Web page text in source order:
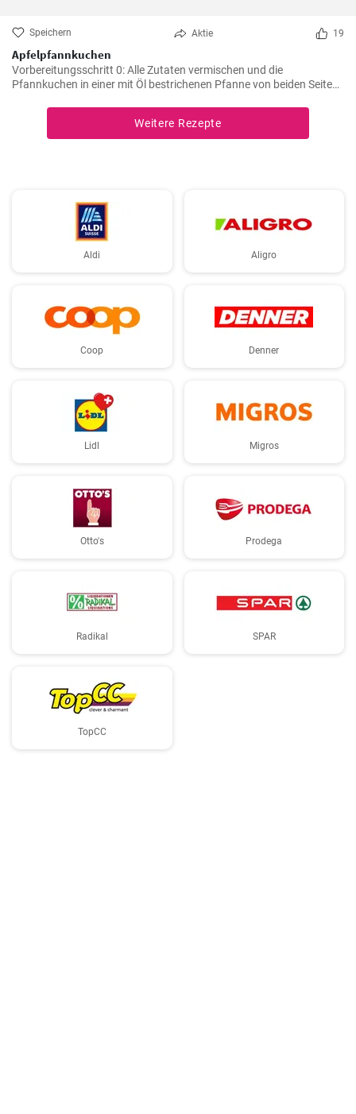
Speichern Aktie 19
Apfelpfannkuchen
Vorbereitungsschritt 0: Alle Zutaten vermischen und die
Pfannkuchen in einer mit Öl bestrichenen Pfanne von beiden Seiten
Weitere Rezepte
Aldi Aligro
Coop Denner
Lidl Migros
Otto's Prodega
Radikal SPAR
TopCC